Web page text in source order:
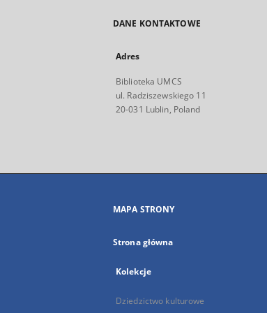
DANE KONTAKTOWE
Adres
Biblioteka UMCS
ul. Radziszewskiego 11
20-031 Lublin, Poland
MAPA STRONY
Strona główna
Kolekcje
Dziedzictwo kulturowe